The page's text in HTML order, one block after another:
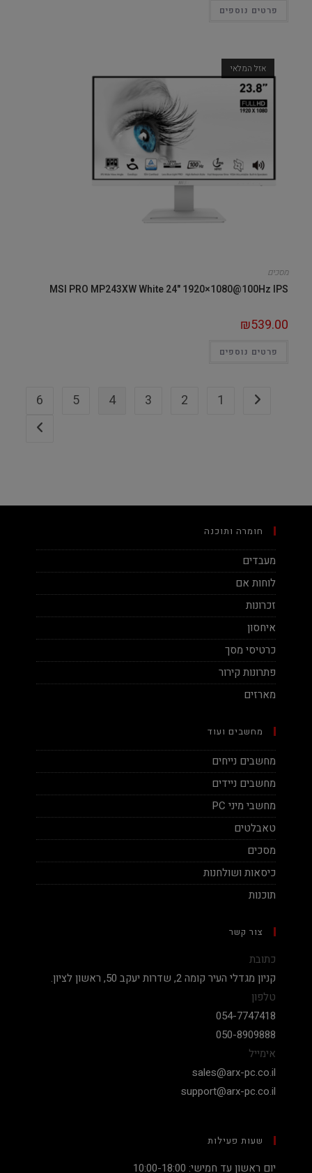
פרטים נוספים
אזל המלאי
מסכים
MSI PRO MP243XW White 24" 1920×1080@100Hz IPS
₪539.00
פרטים נוספים
1
2
3
4
5
6
חומרה ותוכנה
מעבדים
לוחות אם
זכרונות
איחסון
כרטיסי מסך
פתרונות קירור
מארזים
מחשבים ועוד
מחשבים נייחים
מחשבים ניידים
מחשבי מיני PC
טאבלטים
מסכים
כיסאות ושולחנות
תוכנות
צור קשר
כתובת
קניון מגדלי העיר קומה 2, שדרות יעקב 50, ראשון לציון.
טלפון
054-7747418
050-8909888
אימייל
sales@arx-pc.co.il
support@arx-pc.co.il
שעות פעילות
יום ראשון עד חמישי: 10:00-18:00